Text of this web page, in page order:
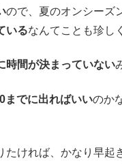
ので、夏のオンシーズ
いるなんてことも珍し
時間が決まっていない
までに出ればいいのか
たければ、かなり早起